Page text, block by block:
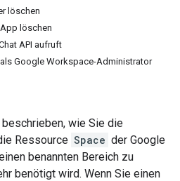
löschen
löschen
API aufruft
Google Workspace-Administrator
wie Sie die
Ressource Space der Google
benannten Bereich zu
benötigt wird. Wenn Sie einen